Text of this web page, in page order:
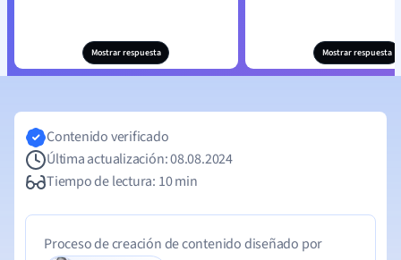
Mostrar respuesta Mostrar respuesta
Contenido verificado
Última actualización: 08.08.2024
Tiempo de lectura: 10 min
Proceso de creación de contenido diseñado por